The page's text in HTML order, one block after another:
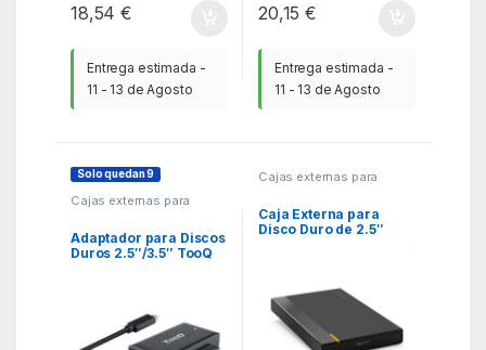
18,54€
Entrega estimada -
11 - 13 de Agosto
20,15€
Entrega estimada -
11 - 13 de Agosto
Solo quedan 9
Cajas externas para
Discos Periféricos
Adaptador para Discos
Duros 2.5″/3.5″ TooQ
Cajas externas para
Discos Periféricos
Caja Externa para
Disco Duro de 2.5″